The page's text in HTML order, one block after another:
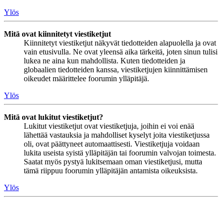
Ylös
Mitä ovat kiinnitetyt viestiketjut
Kiinnitetyt viestiketjut näkyvät tiedotteiden alapuolella ja ovat
vain etusivulla. Ne ovat yleensä aika tärkeitä, joten sinun tulisi
lukea ne aina kun mahdollista. Kuten tiedotteiden ja
globaalien tiedotteiden kanssa, viestiketjujen kiinnittämisen
oikeudet määrittelee foorumin ylläpitäjä.
Ylös
Mitä ovat lukitut viestiketjut?
Lukitut viestiketjut ovat viestiketjuja, joihin ei voi enää
lähettää vastauksia ja mahdolliset kyselyt joita viestiketjussa
oli, ovat päättyneet automaattisesti. Viestiketjuja voidaan
lukita useista syistä ylläpitäjän tai foorumin valvojan toimesta.
Saatat myös pystyä lukitsemaan oman viestiketjusi, mutta
tämä riippuu foorumin ylläpitäjän antamista oikeuksista.
Ylös